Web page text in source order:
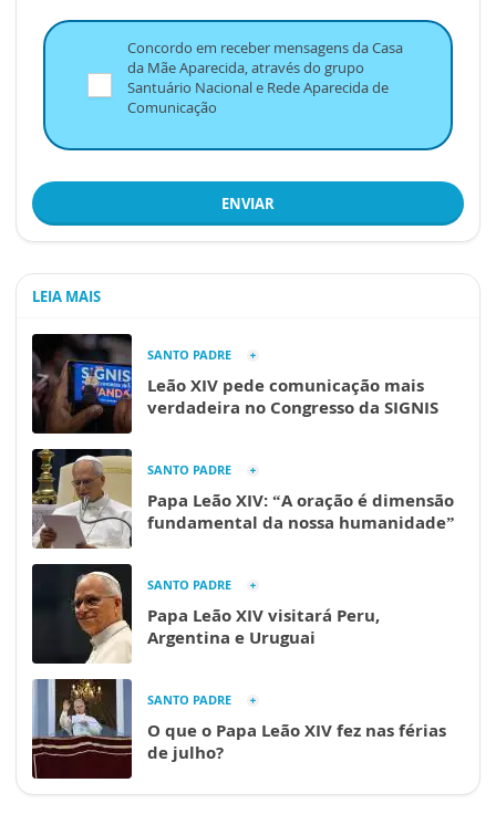
Concordo em receber mensagens da Casa
da Mãe Aparecida, através do grupo
Santuário Nacional e Rede Aparecida de
Comunicação
ENVIAR
LEIA MAIS
SANTO PADRE
Leão XIV pede comunicação mais
verdadeira no Congresso da SIGNIS
SANTO PADRE
Papa Leão XIV: “A oração é dimensão
fundamental da nossa humanidade”
SANTO PADRE
Papa Leão XIV visitará Peru,
Argentina e Uruguai
SANTO PADRE
O que o Papa Leão XIV fez nas férias
de julho?